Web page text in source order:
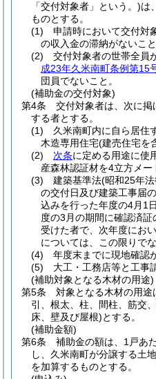
「交付対象者」という。)は
ものとする。
(1)
申請時において交付対
の収入金の滞納がないこと
(2)
交付対象者の世帯全員
成23年久米南町条例第15
団員でないこと。
(補助金の交付対象)
第4条
交付対象者は、次に
する者とする。
(1)
久米南町内に自ら居住
木造専用住宅(建売住宅を
(2)
次条に定める用途に使
産森林認証材を4立方メ
(3)
建築基準法(昭和25年
の交付日及び建築工事届の
込みを行った年度の4月1
度の3月の期間に確認済
受けた者で、次年度にお
については、この限りでな
(4)
年度末までに現地確認
(5)
大工・工務店等と工事
(補助対象となる木材の用途)
第5条
対象となる木材の用途
引、根太、柱、間柱、筋交
床、壁及び屋根)とする。
(補助金額)
第6条
補助金の額は、1戸あ
し、久米南町が分譲する土
を加算するものとする。